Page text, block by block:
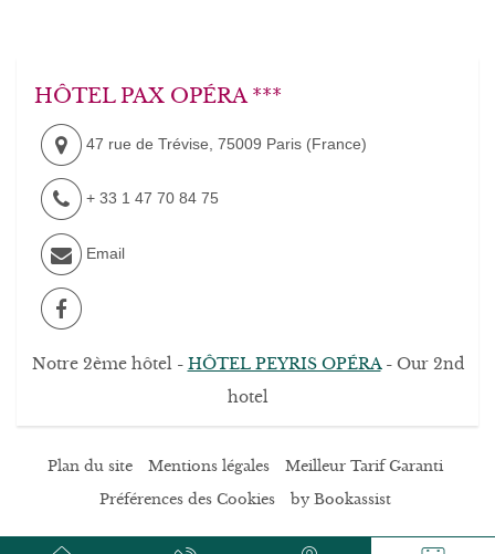
HÔTEL PAX OPÉRA ***
47 rue de Trévise,75009 Paris (France)
+ 33 1 47 70 84 75
Email
Notre 2ème hôtel - HÔTEL PEYRIS OPÉRA- Our 2nd
hotel
Plan du site Mentions légales
Meilleur Tarif Garanti
Préférences des Cookies
by Bookassist